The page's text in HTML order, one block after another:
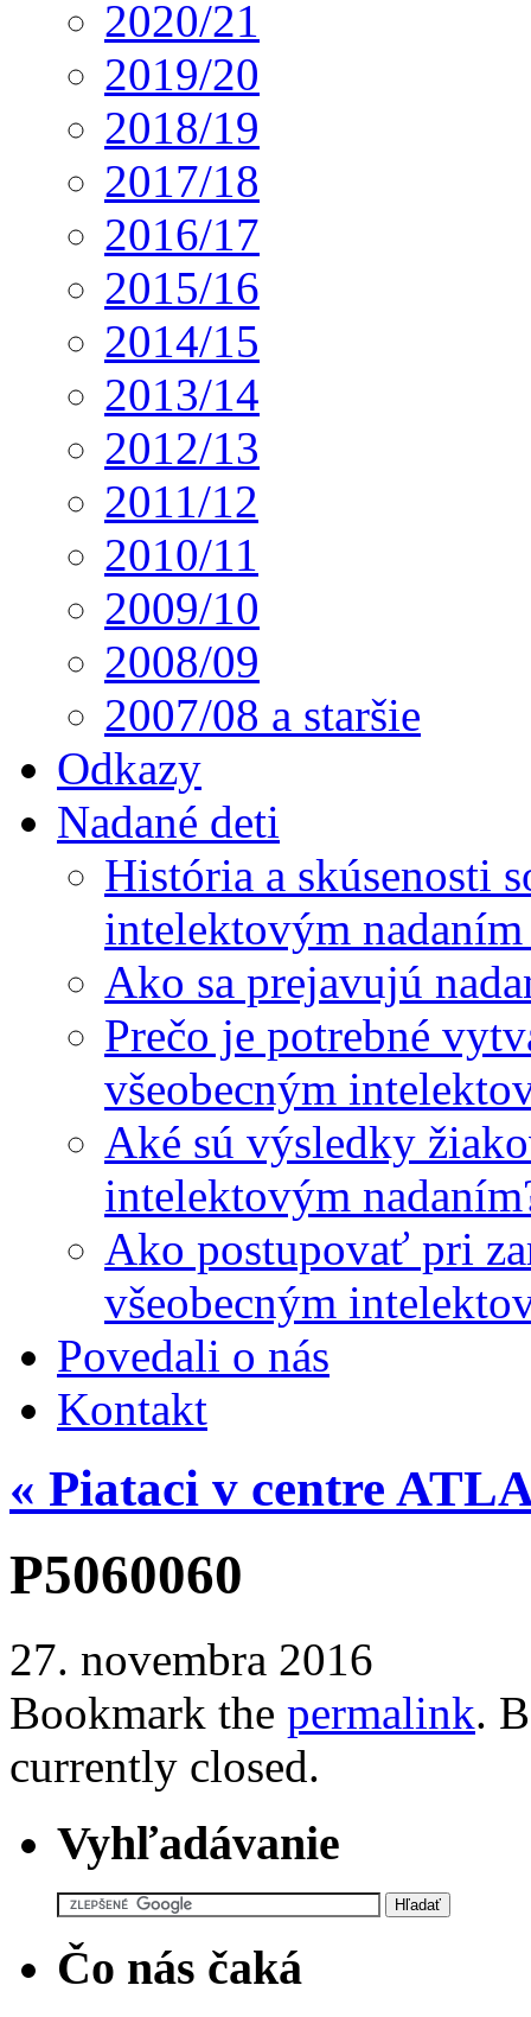
2020/21
2019/20
2018/19
2017/18
2016/17
2015/16
2014/15
2013/14
2012/13
2011/12
2010/11
2009/10
2008/09
2007/08 a staršie
Odkazy
Nadané deti
História a skúsenosti
intelektovým
Ako sa prejavujú
Prečo je potrebné
všeobecným
Aké sú výsledky
intelektovým
Ako postupovať pri
všeobecným
Povedali o nás
Kontakt
« Piataci v centre
P5060060
27. novembra 2016
Bookmark the permalink.
currently closed.
Vyhľadávanie
Čo nás čaká